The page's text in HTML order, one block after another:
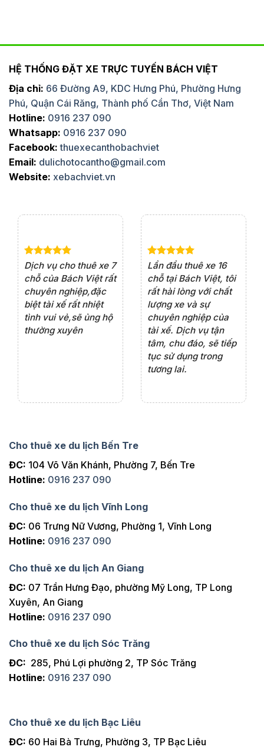
HỆ THỐNG ĐẶT XE TRỰC TUYẾN BÁCH VIỆT
Địa chỉ: 66 Đường A9, KDC Hưng Phú, Phường Hưng
Phú, Quận Cái Răng, Thành phố Cần Thơ, Việt Nam
Hotline: 0916 237 090
Whatsapp: 0916 237 090
Facebook: thuexecanthobachviet
Email: dulichotocantho@gmail.com
Website: xebachviet.vn
Dịch vụ cho thuê xe 7
chỗ của Bách Việt rất
chuyên nghiệp,đặc
biệt tài xế rất nhiệt
tình vui vẻ,sẽ ủng hộ
thường xuyên
Lần đầu thuê xe 16
chỗ tại Bách Việt, tôi
rất hài lòng với chất
lượng xe và sự
chuyên nghiệp của
tài xế. Dịch vụ tận
tâm, chu đáo, sẽ tiếp
tục sử dụng trong
tương lai.
Cho thuê xe du lịch Bến Tre
ĐC: 104 Võ Văn Khánh, Phường 7, Bến Tre
Hotline: 0916 237 090
Cho thuê xe du lịch Vĩnh Long
ĐC: 06 Trưng Nữ Vương, Phường 1, Vĩnh Long
Hotline: 0916 237 090
Cho thuê xe du lịch An Giang
ĐC: 07 Trần Hưng Đạo, phường Mỹ Long, TP Long
Xuyên, An Giang
Hotline: 0916 237 090
Cho thuê xe du lịch Sóc Trăng
ĐC: 285, Phú Lợi phường 2, TP Sóc Trăng
Hotline: 0916 237 090
Cho thuê xe du lịch Bạc Liêu
ĐC: 60 Hai Bà Trưng, Phường 3, TP Bạc Liêu